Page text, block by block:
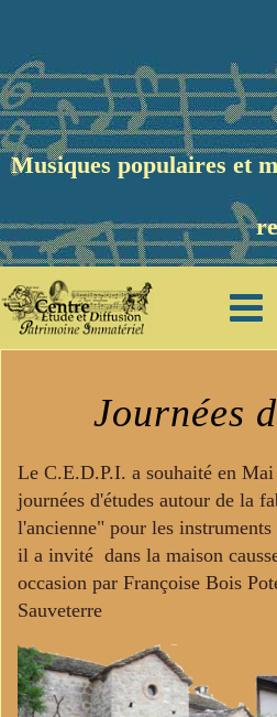
Musiques populaires et
Journées
Le C.E.D.P.I. a souhaité en
journées d'études autour de la
l'ancienne" pour les
il a invité dans la maison
occasion par Françoise Bois
Sauveterre